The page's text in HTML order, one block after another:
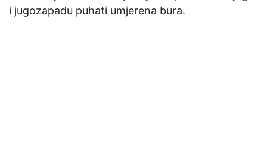
i jugozapadu puhati umjerena bura.